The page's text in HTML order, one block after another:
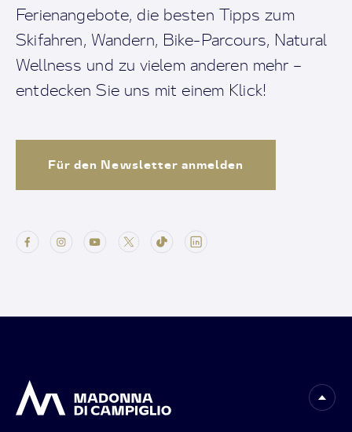
Ferienangebote, die besten Tipps zum
Skifahren, Wandern, Bike-Parcours, Natural
Wellness und zu vielem anderen mehr –
entdecken Sie uns mit einem Klick!
Für den Newsletter anmelden